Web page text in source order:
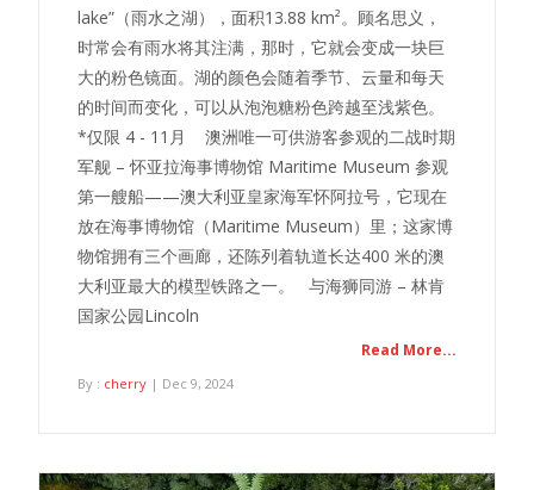
lake”（雨水之湖），面积13.88 km²。顾名思义，
时常会有雨水将其注满，那时，它就会变成一块巨
大的粉色镜面。湖的颜色会随着季节、云量和每天
的时间而变化，可以从泡泡糖粉色跨越至浅紫色。
*仅限 4 - 11月 澳洲唯一可供游客参观的二战时期
军舰 – 怀亚拉海事博物馆 Maritime Museum 参观
第一艘船——澳大利亚皇家海军怀阿拉号，它现在
放在海事博物馆（Maritime Museum）里；这家博
物馆拥有三个画廊，还陈列着轨道长达400 米的澳
大利亚最大的模型铁路之一。 与海狮同游 – 林肯
国家公园Lincoln
Read More...
By : cherry | Dec 9, 2024